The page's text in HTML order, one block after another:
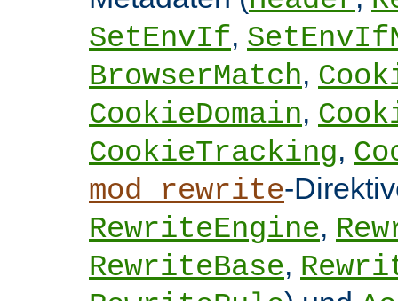
SetEnvIf,
BrowserMatch,
CookieDomain,
CookieTracking,
mod_rewrite-
RewriteEngine,
RewriteBase,